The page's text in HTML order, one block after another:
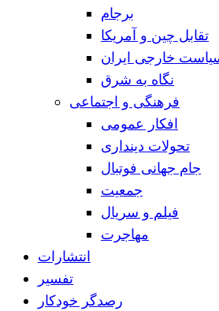
برجام
تقابل چین و آمریکا
خارجی ایران
نگاه به شرق
فرهنگی و اجتماعی
افکار عمومی
تحولات دینداری
جام جهانی فوتبال
جمعیت
فیلم و سریال
مهاجرت
انتشارات
تفسیر
رصدگر خودکار